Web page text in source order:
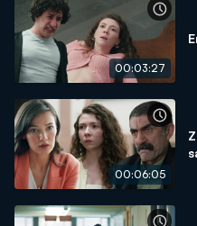
00:03:27
00:06:05